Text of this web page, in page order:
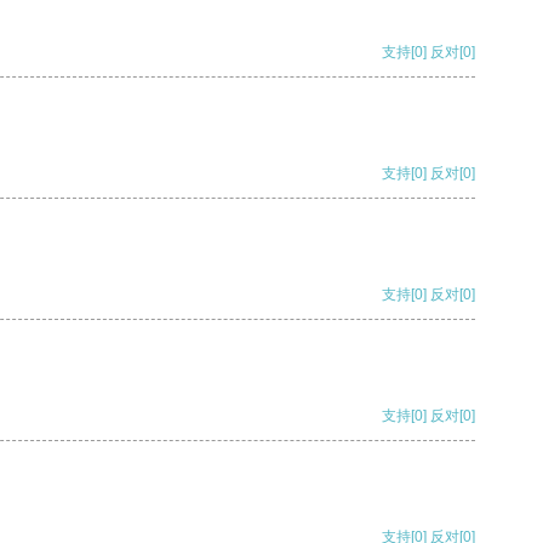
支持[0] 反对[0]
支持[0] 反对[0]
支持[0] 反对[0]
支持[0] 反对[0]
支持[0] 反对[0]